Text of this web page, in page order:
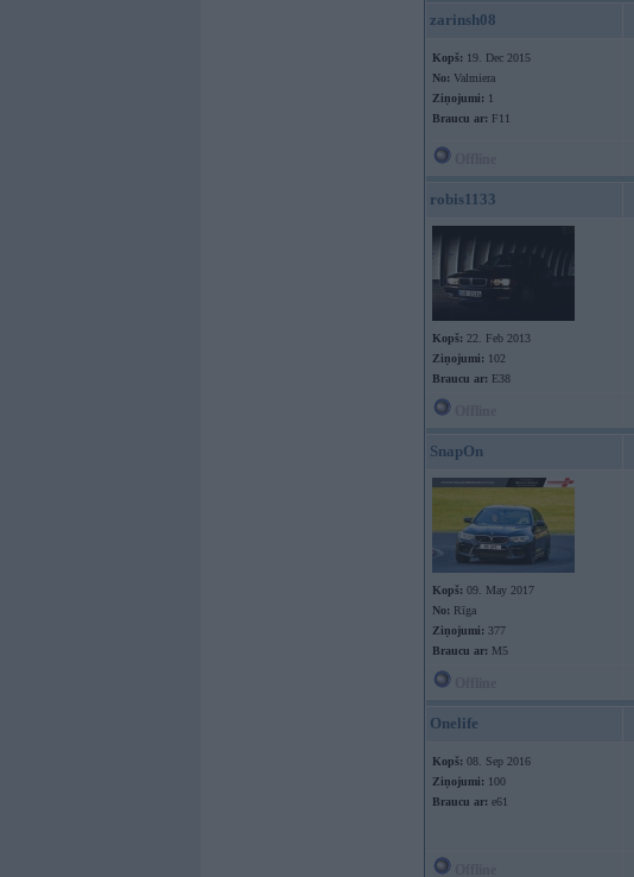
zarinsh08
Kopš: 19. Dec 2015
No: Valmiera
Ziņojumi: 1
Braucu ar: F11
robis1133
Kopš: 22. Feb 2013
Ziņojumi: 102
Braucu ar: E38
SnapOn
Kopš: 09. May 2017
No: Rīga
Ziņojumi: 377
Braucu ar: M5
Onelife
Kopš: 08. Sep 2016
Ziņojumi: 100
Braucu ar: e61